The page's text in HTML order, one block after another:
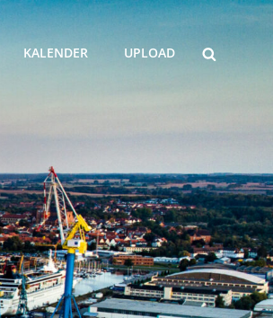
KALENDER UPLOAD SEARCH